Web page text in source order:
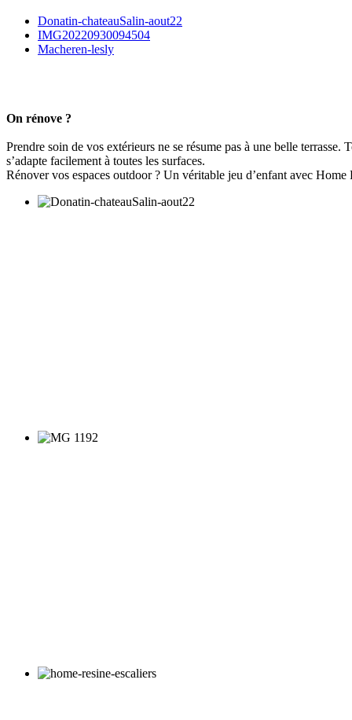
Donatin-chateauSalin-aout22
IMG20220930094504
Macheren-lesly
On rénove ?
Prendre soin de vos extérieurs ne se résume pas à une belle
s’adapte facilement à toutes les surfaces.
Rénover vos espaces outdoor ? Un véritable jeu d’enfant avec